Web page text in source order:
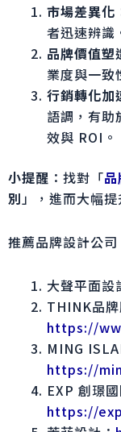
市場差異化
者迅速辨識
品牌價值塑
業度與一致
行銷轉化加
語調，有助
效與 ROI。
小提醒 ：找對「
別 」，進而大幅提
推薦品牌設計公司
大聲平面設
THINK品牌
https://
MING
https://
EXP 創璟
https://